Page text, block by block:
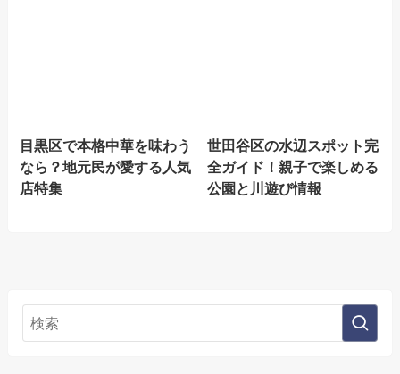
目黒区で本格中華を味わう
なら？地元民が愛する人気
店特集
世田谷区の水辺スポット完
全ガイド！親子で楽しめる
公園と川遊び情報